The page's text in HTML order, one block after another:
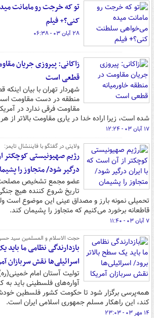
تو که خرجت رو مامانت
کنی؟+ فیلم
۲۸ آبان ۰۳ - ۰۶:۳۸
زاکانی: پیروزی جریان
قطعی است
شهردار تهران با بیان
منطقه در دست مقاومت
مقاومت فرقی ندارد در
شده است، زیرا اراده خدا در یاری مقاومت بالاتر از
۱۷ آبان ۰۳ - ۱۲:۲۴
ولایتی در گفتگو با فایننشال تایمز:
رژیم صهیونیستی کوچکتر
درگیر شود/ متجاوز را
عضو مجمع تشخیص مصلحت
تاریخ شروع کننده هیچ
تحمیلی نمونه بارز و مصداق عینی این موضوع است
قاطعانه برخورد می‌کنیم که متجاوز را پشیمان کند.
۷ آبان ۰۳ - ۱۱:۴۰
حجت الاسلام و المسلمین سید
بازدارندگی نظامی ما باید
اسرائیلی‌ها نقش سربازان
تولیت آستان امام
آواره‌های فلسطینی باید به
همه‌پرسی برگزار شود تا حکومت کشور فلسطین
کند، این راهکار مسلم جمهوری اسلامی ایران است.
۱۴ مهر ۰۳ - ۲۳:۰۳